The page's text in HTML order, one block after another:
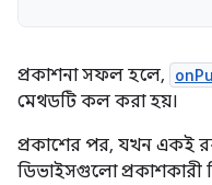
প্রকাশনা সফল হলে,
মেথডটি কল করা হয়।
প্রকাশের পর, যখন একই
ডিভাইসগুলো প্রকাশকারী